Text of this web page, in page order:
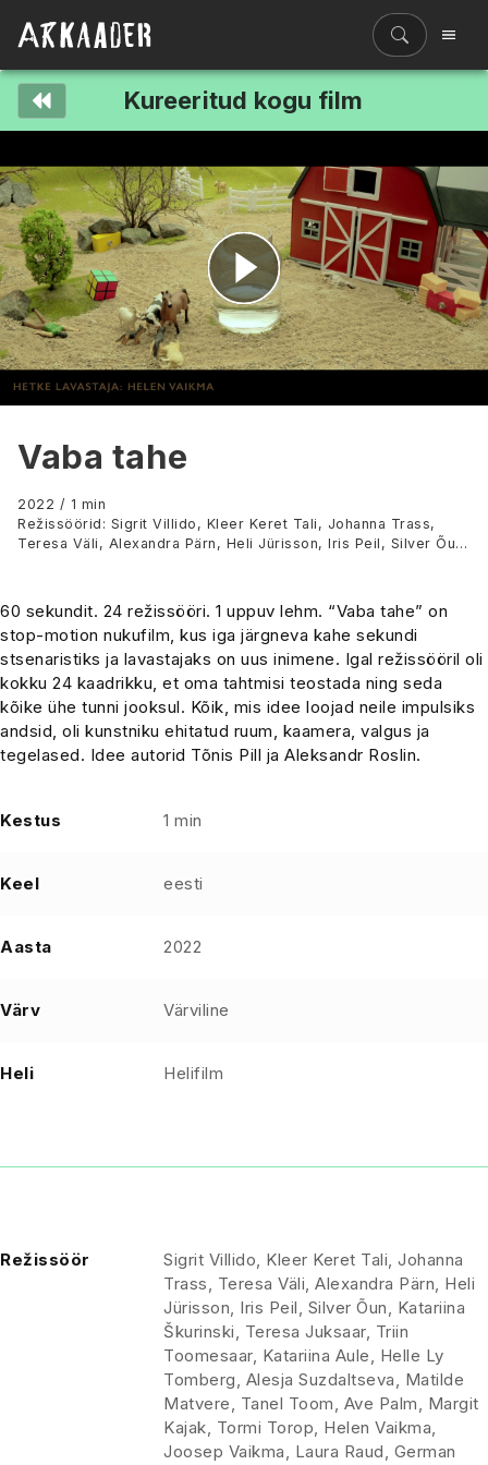
Kureeritud kogu film
Esita
video
Vaba tahe
2022 / 1 min
Režissöörid: Sigrit Villido, Kleer Keret Tali, Johanna Trass,
Teresa Väli, Alexandra Pärn, Heli Jürisson, Iris Peil, Silver Õun,
Tanel Toom, Ave Palm, Margit Kajak, Tormi Torop, Helen
Vaikma, Joosep Vaikma, Laura Raud, German Golub, Kaspar
Erik Lind
60 sekundit. 24 režissööri. 1 uppuv lehm. “Vaba tahe” on
stop-motion nukufilm, kus iga järgneva kahe sekundi
stsenaristiks ja lavastajaks on uus inimene. Igal režissööril oli
kokku 24 kaadrikku, et oma tahtmisi teostada ning seda
kõike ühe tunni jooksul. Kõik, mis idee loojad neile impulsiks
andsid, oli kunstniku ehitatud ruum, kaamera, valgus ja
tegelased. Idee autorid Tõnis Pill ja Aleksandr Roslin.
Kestus 1 min
Keel eesti
Aasta 2022
Värv Värviline
Heli Helifilm
Režissöör
Sigrit Villido, Kleer Keret Tali, Johanna
Trass, Teresa Väli, Alexandra Pärn, Heli
Jürisson, Iris Peil, Silver Õun, Katariina
Škurinski, Teresa Juksaar, Triin
Toomesaar, Katariina Aule, Helle Ly
Tomberg, Alesja Suzdaltseva, Matilde
Matvere, Tanel Toom, Ave Palm, Margit
Kajak, Tormi Torop, Helen Vaikma,
Joosep Vaikma, Laura Raud, German
Filmiriiul
Kureeritud kogud
Ajajoon
Koolidele
Hinnad
ENG